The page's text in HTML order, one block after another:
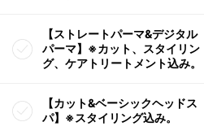
【ストレートパーマ&デジタル
パーマ】※カット、スタイリン
グ、ケアトリートメント込み。
【カット&ベーシックヘッドス
パ】※スタイリング込み。